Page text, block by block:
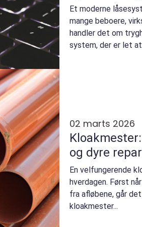
Et moderne
mange beboere,
handler det om
system, der er let
02 marts 2026
og dyre
En velfungerende
hverdagen. Først
fra afløbene, går
kloakmester...